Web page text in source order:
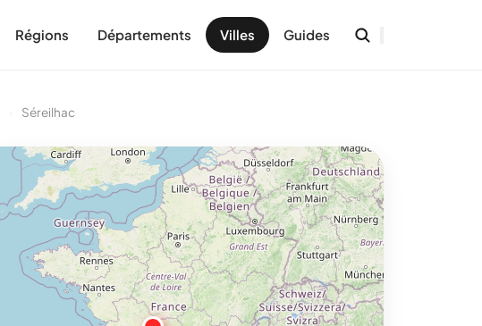
Régions Départements Villes Guides
Séreilhac